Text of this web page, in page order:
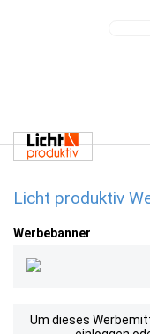
Licht produktiv
Werbebanner
Um dieses